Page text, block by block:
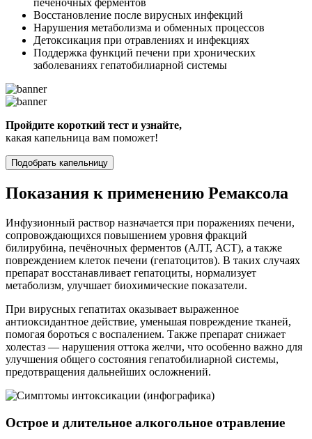
печёночных ферментов
Восстановление после вирусных инфекций
Нарушения метаболизма и обменных процессов
Детоксикация при отравлениях и инфекциях
Поддержка функций печени при хронических
заболеваниях гепатобилиарной системы
Пройдите короткий тест и узнайте,
какая капельница вам поможет!
Подобрать капельницу
Показания к применению Ремаксола
Инфузионный раствор назначается при поражениях печени,
сопровождающихся повышением уровня фракций
билирубина, печёночных ферментов (АЛТ, АСТ), а также
повреждением клеток печени (гепатоцитов). В таких случаях
препарат восстанавливает гепатоциты, нормализует
метаболизм, улучшает биохимические показатели.
При вирусных гепатитах оказывает выраженное
антиоксидантное действие, уменьшая повреждение тканей,
помогая бороться с воспалением. Также препарат снижает
холестаз — нарушения оттока желчи, что особенно важно для
улучшения общего состояния гепатобилиарной системы,
предотвращения дальнейших осложнений.
Острое и длительное алкогольное отравление